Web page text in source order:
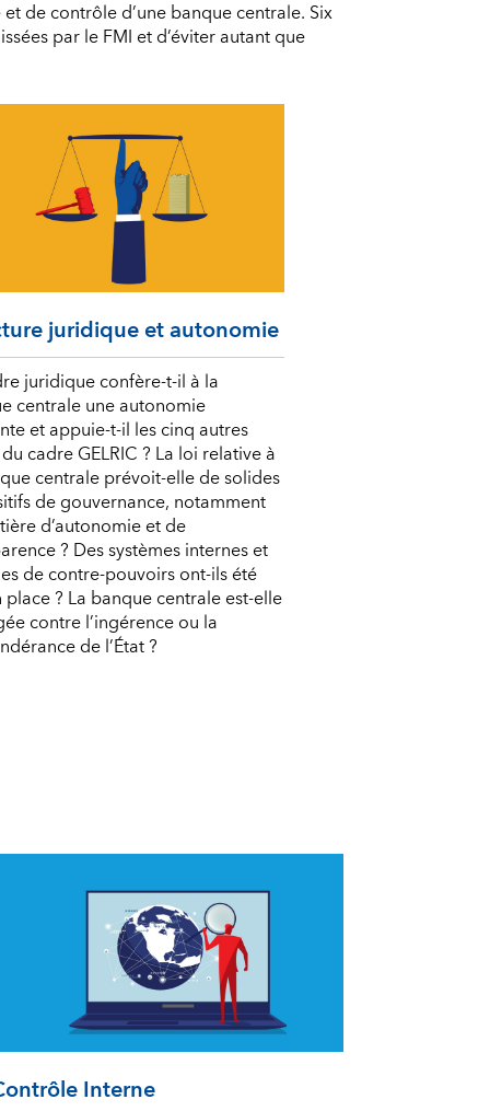
de contrôle d’une banque centrale. Six
par le FMI et d’éviter autant que
juridique et autonomie
juridique confère-t-il à la
centrale une autonomie
et appuie-t-il les cinq autres
cadre GELRIC ? La loi relative à
centrale prévoit-elle de solides
de gouvernance, notamment
d’autonomie et de
? Des systèmes internes et
de contre-pouvoirs ont-ils été
place ? La banque centrale est-elle
contre l’ingérence ou la
de l’État ?
Interne